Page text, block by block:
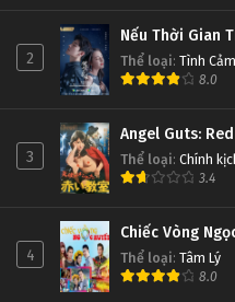
cập nhật tự động vào
SumClub khuyến mãi
giá trị thưởng lớn cùng sự
sự kiện. Thương hiệu Sum
2
Nếu Thời Gian
Thể loại: Tình Cảm
8.0
3
Angel Guts:
Thể loại: Chính
3.4
4
Chiếc Vòng
Thể loại: Tâm Lý
8.0